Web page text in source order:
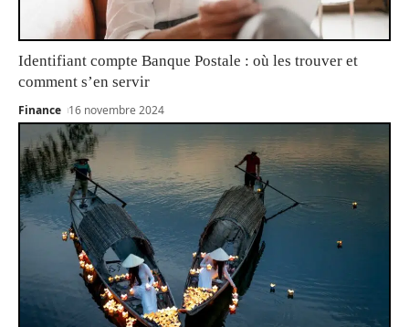
Identifiant compte Banque Postale : où les trouver et
comment s’en servir
Finance 16 novembre 2024